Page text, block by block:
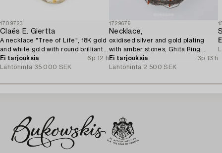
1709723
Claës E. Giertta
A necklace "Tree of Life", 18K gold
and white gold with round brilliant-
cut diamonds, Stockholm 1982.
Ei tarjouksia
6p 12 h
Lähtöhinta 35 000 SEK
1729679
Necklace,
oxidised silver and gold plating
with amber stones, Ghita Ring,
Denmark.
Ei tarjouksia
3p 13 h
Lähtöhinta 2 500 SEK